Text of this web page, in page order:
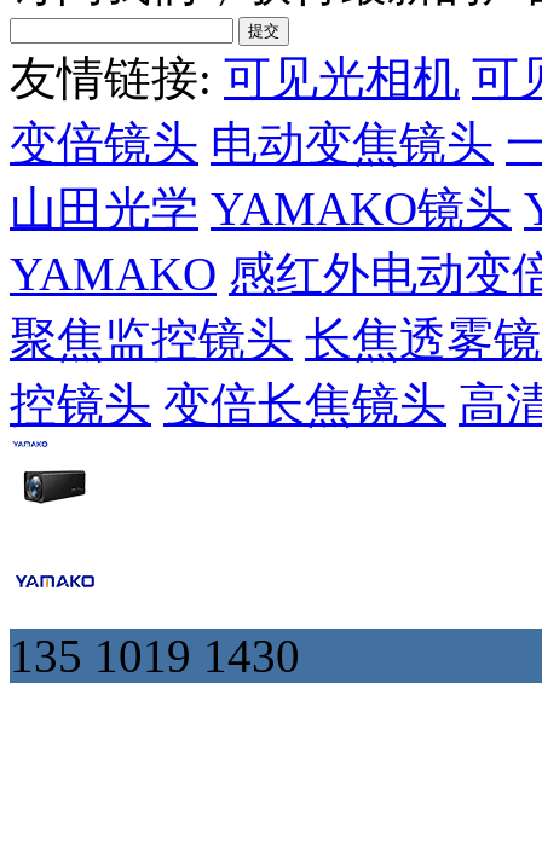
友情链接: 可见光相机 可
变倍镜头 电动变焦镜头
山田光学 YAMAKO镜头
YAMAKO 感红外电动变
聚焦监控镜头 长焦透雾
控镜头 变倍长焦镜头 高
135 1019 1430